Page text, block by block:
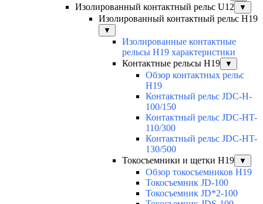
Изолированный контактный рельс U12 ▼
Изолированный контактный рельс Н19
▼
Изолированные контактные
рельсы Н19 характеристики
Контактные рельсы H19
▼
Обзор контактных рельс
H19
Контактный рельс JDC-H-
100/150
Контактный рельс JDC-HT-
110/300
Контактный рельс JDC-HT-
130/500
Токосъемники и щетки H19
▼
Обзор токосъемников H19
Токосъемник JD-100
Токосъемник JD*2-100